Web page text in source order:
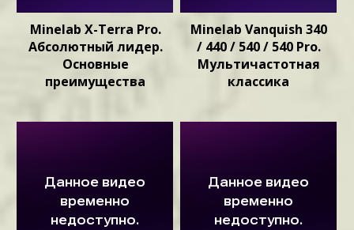
Minelab X-Terra Pro.
Абсолютный лидер.
Основные
преимущества
Minelab Vanquish 340
/ 440 / 540 / 540 Pro.
Мультичастотная
классика